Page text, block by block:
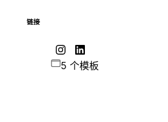
链接
5 个模板